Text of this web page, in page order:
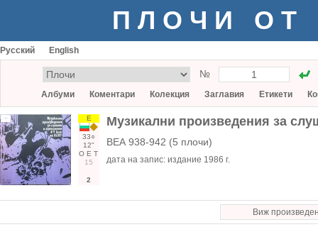
ПЛОЧИ ОТ
Русский English
№
Албуми Коментари Колекция Заглавия Етикети
Е
33○
12"
О Е Т
15
2
Музикални произведения за
ВЕА 938-942 (5 плочи)
дата на запис: издание 1986 г.
Виж